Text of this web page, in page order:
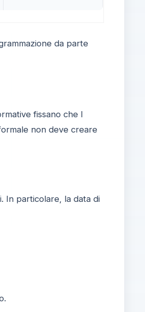
da parte
fissano che l
non deve creare
In particolare, la data di